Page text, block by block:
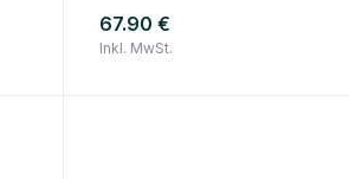
67.90 €
Inkl. MwSt.